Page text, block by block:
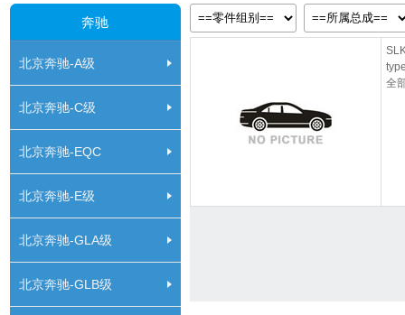
奔驰
北京奔驰-A级
北京奔驰-C级
北京奔驰-EQC
北京奔驰-E级
北京奔驰-GLA级
北京奔驰-GLB级
全